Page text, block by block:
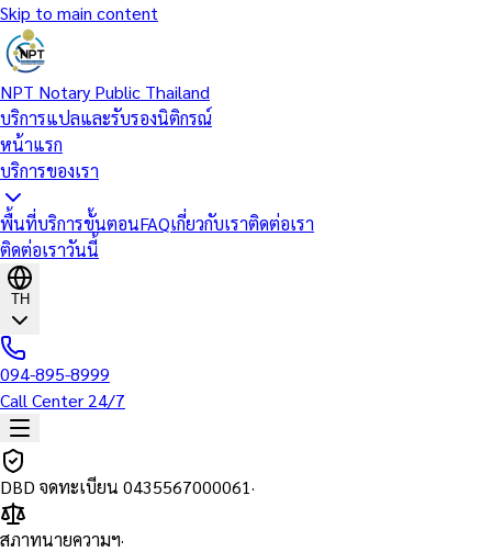
Skip to main content
NPT Notary Public Thailand
บริการแปลและรับรองนิติกรณ์
หน้าแรก
บริการของเรา
พื้นที่บริการขั้นตอนFAQเกี่ยวกับเราติดต่อเรา
ติดต่อเราวันนี้
TH
094-895-8999
Call Center 24/7
DBD จดทะเบียน 0435567000061·
สภาทนายความฯ·